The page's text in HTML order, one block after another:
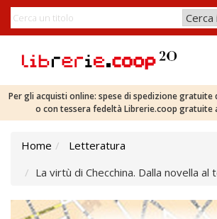
Per gli acquisti online: spese di spedizione gratuite
o con tessera fedeltà Librerie.coop gratuite
Home
Letteratura
La virtù di Checchina. Dalla novella al